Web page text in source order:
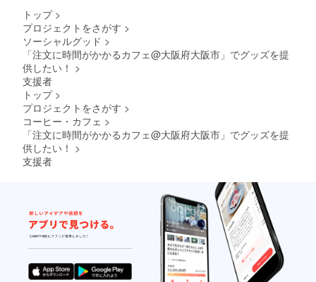
トップ >
プロジェクトをさがす >
ソーシャルグッド >
「注文に時間がかかるカフェ@大阪府大阪市」でグッズを提
供したい！ >
支援者
トップ >
プロジェクトをさがす >
コーヒー・カフェ >
「注文に時間がかかるカフェ@大阪府大阪市」でグッズを提
供したい！ >
支援者